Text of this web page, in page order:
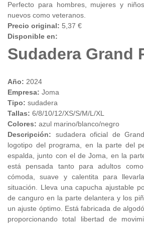
Perfecto para hombres, mujeres y
nuevos como veteranos.
Precio original: 5,37 €
Disponible en:
Sudadera Grand
Año: 2024
Empresa: Joma
Tipo: sudadera
Tallas: 6/8/10/12/XS/S/M/L/XL
Colores: azul marino/blanco/negro
Descripción: sudadera oficial de
logotipo del programa, en la parte del
espalda, junto con el de Joma, en la
está pensada tanto para adultos
cómoda, suave y calentita para
situación. Lleva una capucha ajustable
de canguro en la parte delantera y los
un ajuste óptimo. Está fabricada de
proporcionando total libertad de